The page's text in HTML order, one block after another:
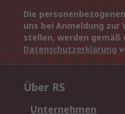
Die
uns bei Anmeldung zur
stellen, werden gemäß
Datenschutzerklärung
Über RS
Unternehmen